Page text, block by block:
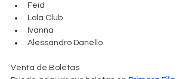
Feid
Lola Club
Ivanna
Alessandro Danello
Venta de Boletas